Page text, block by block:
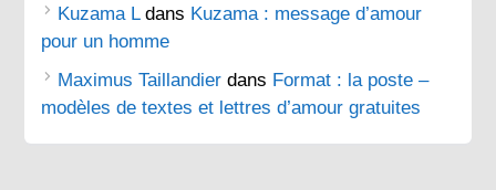
Kuzama Ldans Kuzama : message d’amour
pour un homme
Maximus Taillandier dans Format : la poste –
modèles de textes et lettres d’amour gratuites